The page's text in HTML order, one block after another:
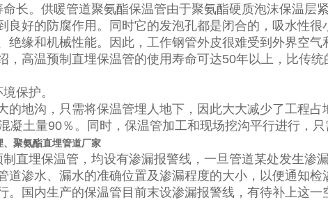
长。供暖管道聚氨酯保温管由于聚氨酯硬质泡沫保温层
良好的防腐作用。同时它的发泡孔都是闭合的，吸水性很
绝缘和机械性能。因此，工作钢管外皮很难受到外界空气
，高温预制直埋保温管的使用寿命可达50年以上，比传
保护。
的地沟，只需将保温管埋人地下，因此大大减少了工程占
凝土量90％。同时，保温管加工和现场挖沟平行进行，
、聚氨酯直埋管道厂家
直埋保温管，均设有渗漏报警线，一旦管道某处发生渗
道渗水、漏水的准确位置及渗漏程度的大小，以便通知检
。国内生产的保温管目前末设渗漏报警线，有待补上这一